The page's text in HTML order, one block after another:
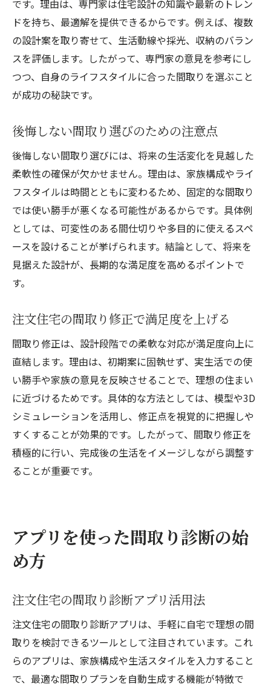
です。理由は、専門家は住宅設計の知識や最新のトレン
ドを持ち、最適解を提供できるからです。例えば、複数
の設計案を取り寄せて、生活動線や採光、収納のバラン
スを評価します。したがって、専門家の意見を参考にし
つつ、自身のライフスタイルに合った間取りを選ぶこと
が成功の秘訣です。
後悔しない間取り選びのための注意点
後悔しない間取り選びには、将来の生活変化を見越した
柔軟性の確保が欠かせません。理由は、家族構成やライ
フスタイルは時間とともに変わるため、固定的な間取り
では使い勝手が悪くなる可能性があるからです。具体例
としては、可変性のある間仕切りや多目的に使えるスペ
ースを設けることが挙げられます。結論として、将来を
見据えた設計が、長期的な満足度を高めるポイントで
す。
注文住宅の間取り修正で満足度を上げる
間取り修正は、設計段階での柔軟な対応が満足度向上に
直結します。理由は、初期案に固執せず、実生活での使
い勝手や家族の意見を反映させることで、理想の住まい
に近づけるためです。具体的な方法としては、模型や3D
シミュレーションを活用し、修正点を視覚的に把握しや
すくすることが効果的です。したがって、間取り修正を
積極的に行い、完成後の生活をイメージしながら調整す
ることが重要です。
アプリを使った間取り診断の始
め方
注文住宅の間取り診断アプリ活用法
注文住宅の間取り診断アプリは、手軽に自宅で理想の間
取りを検討できるツールとして注目されています。これ
らのアプリは、家族構成や生活スタイルを入力すること
で、最適な間取りプランを自動生成する機能が特徴で